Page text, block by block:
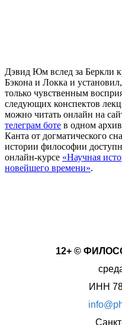
Дэвид Юм вслед за Беркли
Бэкона и Локка и
только чувственным
следующих конспектов
можно читать онлайн на
телеграм боте в одном
Канта от догматического
истории философии
онлайн-курсе «Научная
новейшего времени».
12+ ©
ИНН